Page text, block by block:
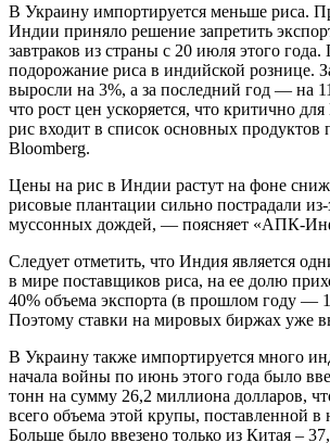
В Украину импортируется меньше риса.
Индии приняло решение запретить
завтраков из страны с 20 июля этого
подорожание риса в индийской рознице.
выросли на 3%, а за последний год — на
что рост цен ускоряется, что критично
рис входит в список основных продуктов
Bloomberg.
Цены на рис в Индии растут на фоне
рисовые плантации сильно пострадали
муссонных дождей, — поясняет «АПК-
Следует отметить, что Индия является
в мире поставщиков риса, на ее долю
40% объема экспорта (в прошлом году —
Поэтому ставки на мировых биржах уже
В Украину также импортируется много
начала войны по июнь этого года было
тонн на сумму 26,2 миллиона долларов,
всего объема этой крупы, поставленной в
Больше было ввезено только из Китая –